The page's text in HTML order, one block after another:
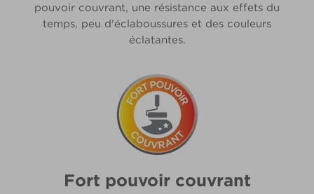
pouvoir couvrant, une résistance aux effets du
temps, peu d'éclaboussures et des couleurs
éclatantes.
Fort pouvoir couvrant